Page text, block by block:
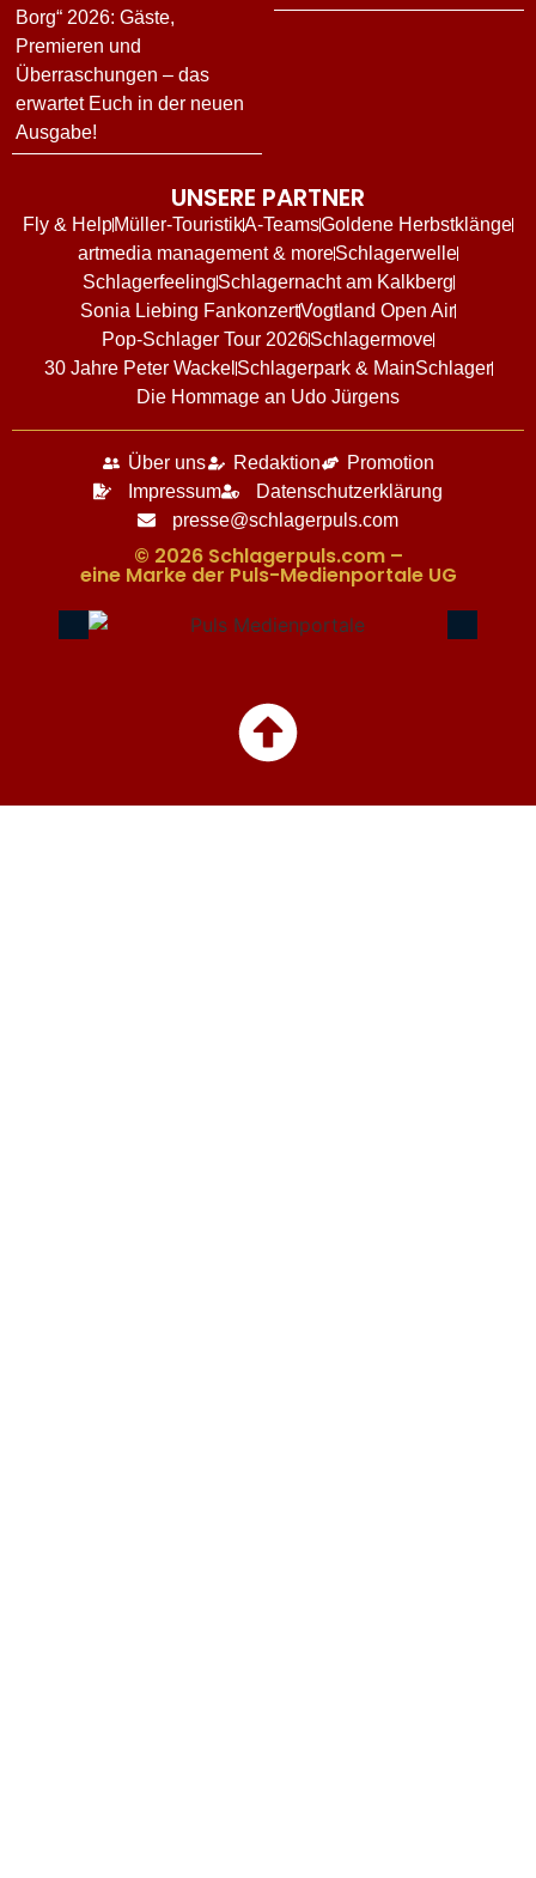
Borg“ 2026: Gäste,
Premieren und
Überraschungen – das
erwartet Euch in der neuen
Ausgabe!
UNSERE PARTNER
Fly & HelpMüller-TouristikA-TeamsGoldene Herbstklänge
artmedia management & moreSchlagerwelle
SchlagerfeelingSchlagernacht am Kalkberg
Sonia Liebing FankonzertVogtland Open Air
Pop-Schlager Tour 2026Schlagermove
30 Jahre Peter Wackel Schlagerpark & MainSchlager
Die Hommage an Udo Jürgens
Über uns Redaktion
Promotion
Impressum
Datenschutzerklärung
presse@schlagerpuls.com
© 2026 Schlagerpuls.com –
eine Marke der Puls-Medienportale UG​